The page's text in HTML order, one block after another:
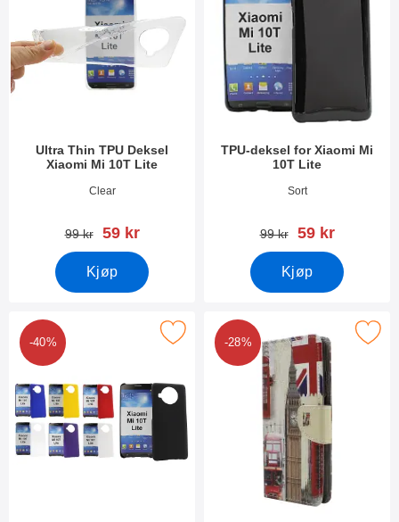
Ultra Thin TPU Deksel
Xiaomi Mi 10T Lite
Varenummer 38697
Clear
gammel pris
99 kr ny pris
59 kr
Kjøp
TPU-deksel for Xiaomi Mi
10T Lite
Varenummer 38080
Sort
gammel pris
99 kr ny pris
59 kr
Kjøp
-40%
Merk hardcase Deksel Xiaomi Mi 10T Lite som favoritt
-28%
Merk designwallet Xiaomi Mi